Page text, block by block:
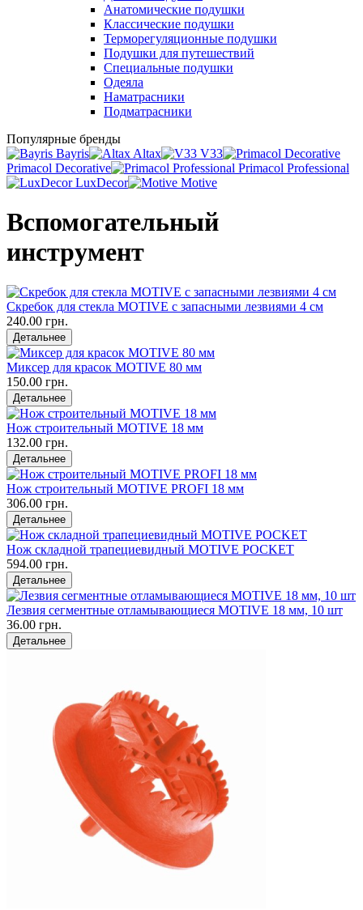
Анатомические подушки
Классические подушки
Терморегуляционные подушки
Подушки для путешествий
Специальные подушки
Одеяла
Наматрасники
Подматрасники
Популярные бренды
Bayris
Altax
V33
Primacol Decorative
Primacol Professional
LuxDecor
Motive
Вспомогательный
инструмент
Скребок для стекла MOTIVE с запасными лезвиями 4 см
240.00 грн.
Детальнее
Миксер для красок MOTIVE 80 мм
150.00 грн.
Детальнее
Нож строительный MOTIVE 18 мм
132.00 грн.
Детальнее
Нож строительный MOTIVE PROFI 18 мм
306.00 грн.
Детальнее
Нож складной трапециевидный MOTIVE POCKET
594.00 грн.
Детальнее
Лезвия сегментные отламывающиеся MOTIVE 18 мм, 10 шт
36.00 грн.
Детальнее